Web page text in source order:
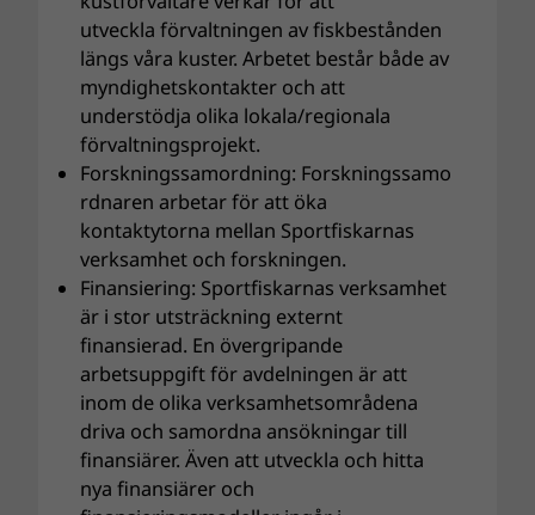
utveckla förvaltningen av fiskbestånden
längs våra kuster. Arbetet består både av
myndighetskontakter och att
understödja olika lokala/regionala
förvaltningsprojekt.
Forskningssamordning: Forskningssamo
rdnaren arbetar för att öka
kontaktytorna mellan Sportfiskarnas
verksamhet och forskningen.
Finansiering: Sportfiskarnas verksamhet
är i stor utsträckning externt
finansierad. En övergripande
arbetsuppgift för avdelningen är att
inom de olika verksamhetsområdena
driva och samordna ansökningar till
finansiärer. Även att utveckla och hitta
nya finansiärer och